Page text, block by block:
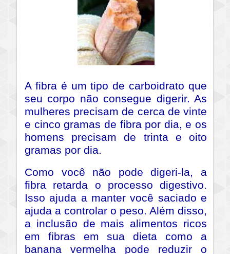
A fibra é um tipo de carboidrato que
seu corpo não consegue digerir. As
mulheres precisam de cerca de vinte
e cinco gramas de fibra por dia, e os
homens precisam de trinta e oito
gramas por dia.
Como você não pode digeri-la, a
fibra retarda o processo digestivo.
Isso ajuda a manter você saciado e
ajuda a controlar o peso. Além disso,
a inclusão de mais alimentos ricos
em fibras em sua dieta como a
banana vermelha pode reduzir o